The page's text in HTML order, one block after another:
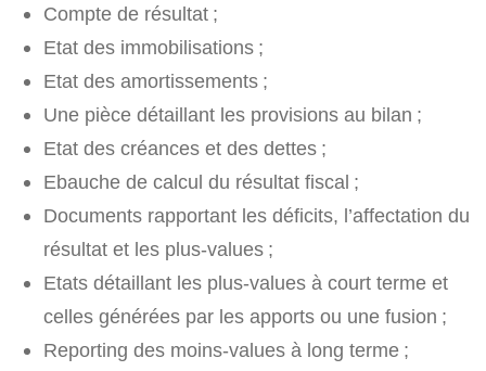
Compte de résultat ;
Etat des immobilisations ;
Etat des amortissements ;
Une pièce détaillant les provisions au bilan ;
Etat des créances et des dettes ;
Ebauche de calcul du résultat fiscal ;
Documents rapportant les déficits, l’affectation du
résultat et les plus-values ;
Etats détaillant les plus-values à court terme et
celles générées par les apports ou une fusion ;
Reporting des moins-values à long terme ;